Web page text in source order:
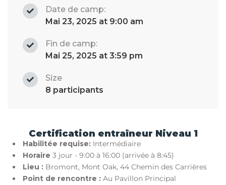
Date de camp:
Mai 23, 2025 at 9:00 am
Fin de camp:
Mai 25, 2025 at 3:59 pm
Size
8 participants
Certification entraîneur Niveau 1
Habilitée requise: Intermédiaire
Horaire 3 jour - 9:00 à 16:00 (arrivée à 8:45)
Lieu : Bromont, Mont Oak, 44 Chemin des Carrières
Point de rencontre : Au Pavillon Principal